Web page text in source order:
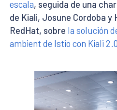
escala, seguida de una
de Kiali, Josune Cordoba y
RedHat, sobre la solución
ambient de Istio con Kiali 2.0